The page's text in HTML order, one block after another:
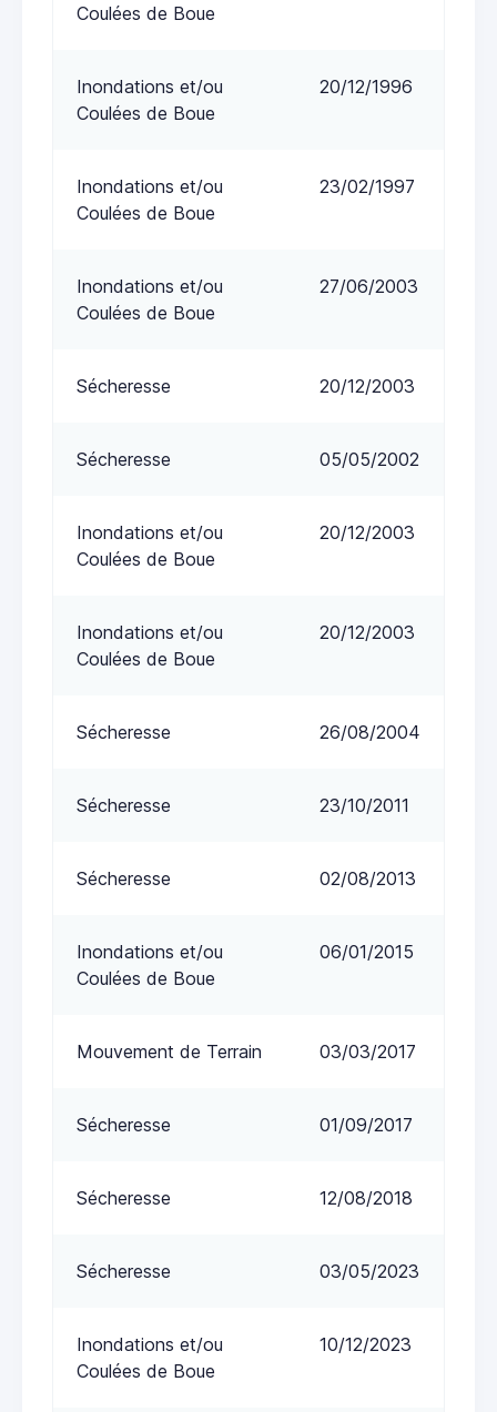
Coulées de Boue
Inondations et/ou
Coulées de Boue
20/12/1996
Inondations et/ou
Coulées de Boue
23/02/1997
Inondations et/ou
Coulées de Boue
27/06/2003
Sécheresse 20/12/2003
Sécheresse 05/05/2002
Inondations et/ou
Coulées de Boue
20/12/2003
Inondations et/ou
Coulées de Boue
20/12/2003
Sécheresse 26/08/2004
Sécheresse 23/10/2011
Sécheresse 02/08/2013
Inondations et/ou
Coulées de Boue
06/01/2015
Mouvement de Terrain 03/03/2017
Sécheresse 01/09/2017
Sécheresse 12/08/2018
Sécheresse 03/05/2023
Inondations et/ou
Coulées de Boue
10/12/2023